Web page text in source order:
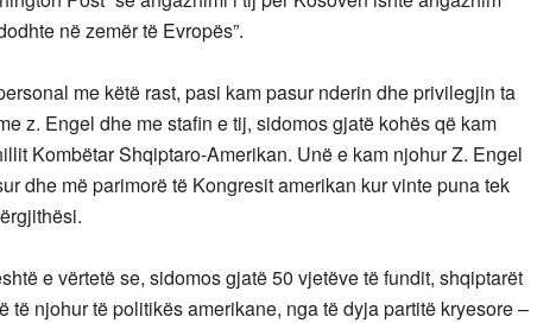
në zemër të Evropës”.
me këtë rast, pasi kam pasur nderin dhe privilegjin ta
z. Engel dhe me stafin e tij, sidomos gjatë kohës që kam
Kombëtar Shqiptaro-Amerikan. Unë e kam njohur Z. Engel
dhe më parimorë të Kongresit amerikan kur vinte puna tek
e vërtetë se, sidomos gjatë 50 vjetëve të fundit, shqiptarët
të njohur të politikës amerikane, nga të dyja partitë kryesore –